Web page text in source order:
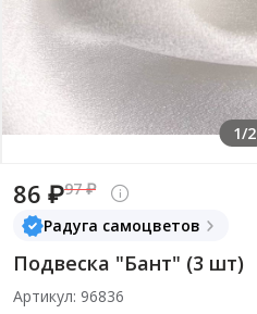
1/2
86 ₽97 ₽
Радуга самоцветов
Подвеска "Бант" (3 шт)
Артикул: 96836